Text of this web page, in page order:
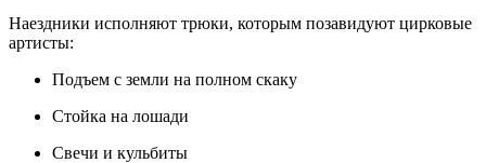
Наездники исполняют трюки, которым позавидуют цирковые
артисты:
Подъем с земли на полном скаку
Стойка на лошади
Свечи и кульбиты